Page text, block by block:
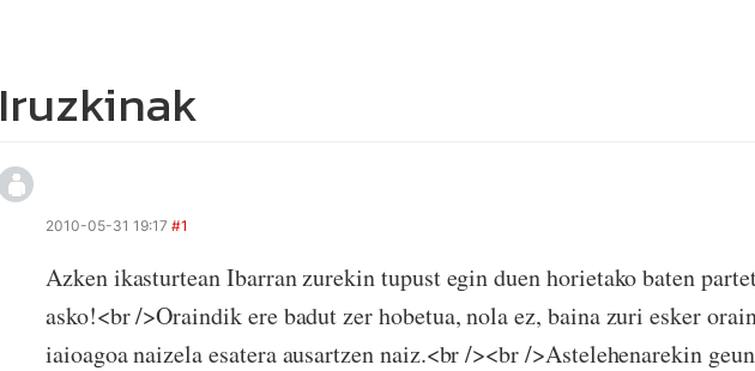
Iruzkinak
2010-05-31 19:17 #1
Azken ikasturtean Ibarran zurekin tupust egin duen horietako baten
asko!<br />Oraindik ere badut zer hobetua, nola ez, baina zuri esker
iaioagoa naizela esatera ausartzen naiz.<br /><br />Astelehenarekin